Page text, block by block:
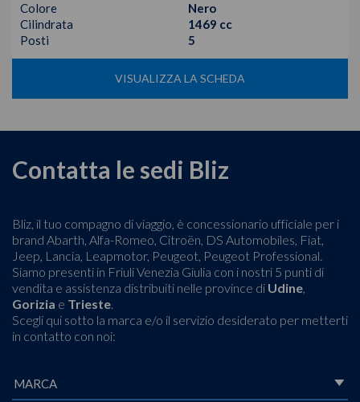
Colore
Nero
Cilindrata
1469 cc
Posti
5
VISUALIZZA LA SCHEDA
Contatta le sedi Bliz
Bliz, il tuo compagno di viaggio, è concessionario ufficiale per i
brand Abarth, Alfa-Romeo, Citroën, DS Automobiles, Fiat,
Jeep, Lancia, Leapmotor, Peugeot, Peugeot Professional.
Siamo presenti in Friuli Venezia Giulia con i nostri 5 punti di
vendita e assistenza distribuiti nelle province di Udine,
Gorizia e Trieste.
Scegli qui sotto la marca e/o il servizio desiderato per metterti
in contatto con noi: